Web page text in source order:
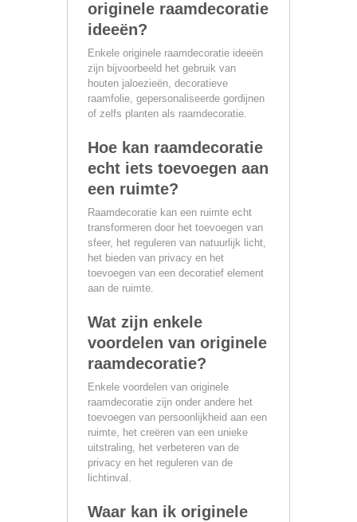
originele raamdecoratie
ideeën?
Enkele originele raamdecoratie ideeën
zijn bijvoorbeeld het gebruik van
houten jaloezieën, decoratieve
raamfolie, gepersonaliseerde gordijnen
of zelfs planten als raamdecoratie.
Hoe kan raamdecoratie
echt iets toevoegen aan
een ruimte?
Raamdecoratie kan een ruimte echt
transformeren door het toevoegen van
sfeer, het reguleren van natuurlijk licht,
het bieden van privacy en het
toevoegen van een decoratief element
aan de ruimte.
Wat zijn enkele
voordelen van originele
raamdecoratie?
Enkele voordelen van originele
raamdecoratie zijn onder andere het
toevoegen van persoonlijkheid aan een
ruimte, het creëren van een unieke
uitstraling, het verbeteren van de
privacy en het reguleren van de
lichtinval.
Waar kan ik originele